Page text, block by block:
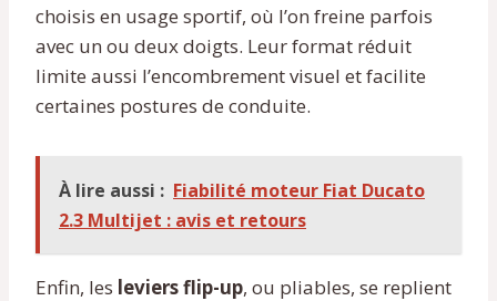
choisis en usage sportif, où l’on freine parfois
avec un ou deux doigts. Leur format réduit
limite aussi l’encombrement visuel et facilite
certaines postures de conduite.
À lire aussi : Fiabilité moteur Fiat Ducato
2.3 Multijet : avis et retours
Enfin, les leviers flip-up, ou pliables, se replient